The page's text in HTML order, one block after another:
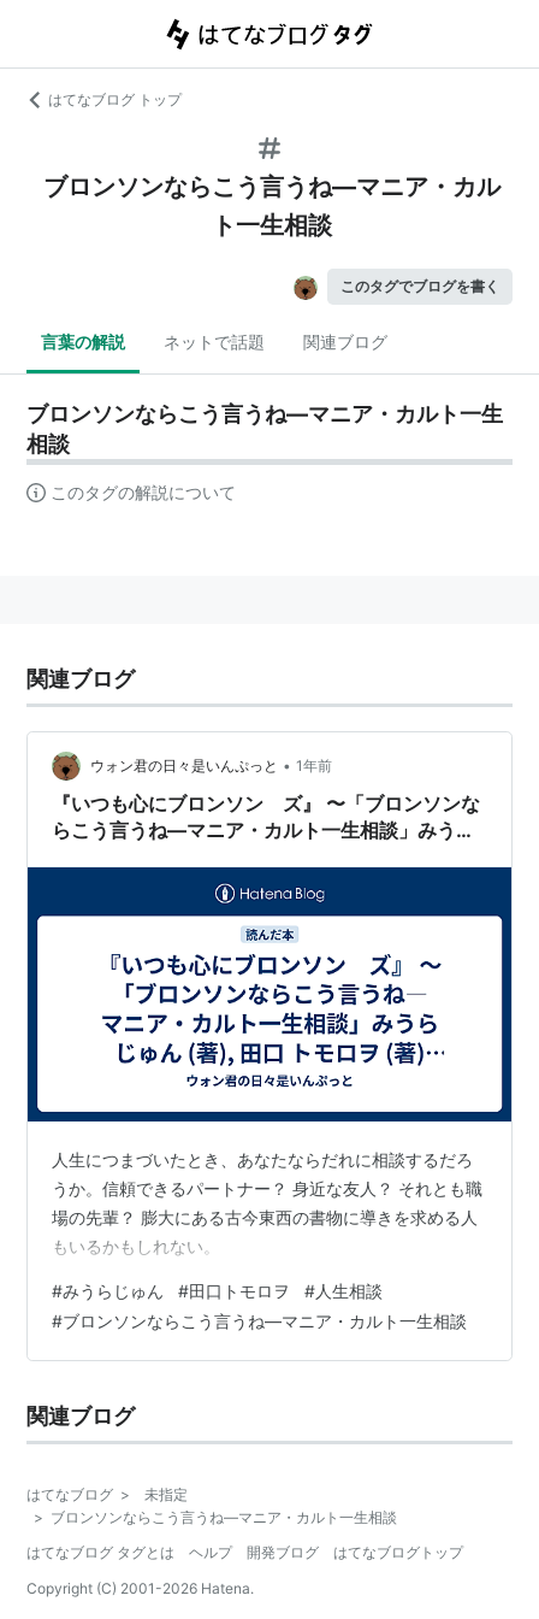
はてなブログ トップ
ブロンソンならこう言うね―マニア・カル
ト一生相談
このタグでブログを書く
言葉の解説 ネットで話題 関連ブログ
ブロンソンならこう言うね―マニア・カルト一生
相談
このタグの解説について
関連ブログ
ウォン君の日々是いんぷっと • 1年前
『いつも心にブロンソン ズ』 〜「ブロンソンな
らこう言うね―マニア・カルト一生相談」みうら
人生につまづいたとき、あなたならだれに相談するだろ
うか。信頼できるパートナー？ 身近な友人？ それとも職
場の先輩？ 膨大にある古今東西の書物に導きを求める人
もいるかもしれない。
#みうらじゅん #田口トモロヲ #人生相談
#ブロンソンならこう言うね―マニア・カルト一生相談
関連ブログ
はてなブログ >
未指定
> ブロンソンならこう言うね―マニア・カルト一生相談
はてなブログ タグとは
ヘルプ 開発ブログ
はてなブログトップ
Copyright (C) 2001-2026 Hatena.